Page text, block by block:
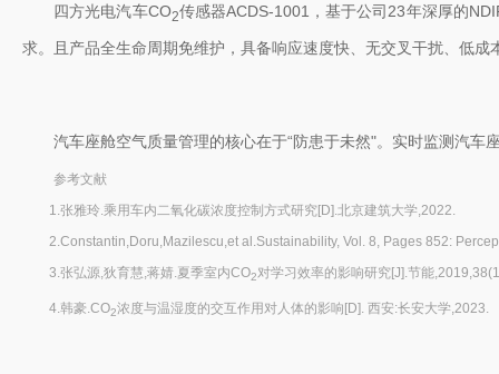
四方光电汽车CO2传感器ACDS-1001，基于公司23年深厚的
求。且产品全生命周期免维护，具备响应速度快、无交叉干扰、低成
汽车座舱空气质量管理的核心在于“防患于未然"。实时监测汽车
参考文献
1.张雅玲.乘用车内二氧化碳浓度控制方式研究[D].北京建筑大学,2022.
2.Constantin,Doru,Mazilescu,et al.Sustainability, Vol. 8, Pages 852:
3.张弘源,狄育慧,蒋婧.夏季室内CO2对学习效率的影响研究[J].节能
4.韩豪.CO2浓度与温湿度的交互作用对人体的影响[D]. 西安:长安大学,2023.